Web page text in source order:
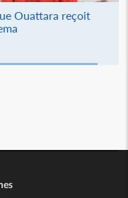
Ouattara reçoit